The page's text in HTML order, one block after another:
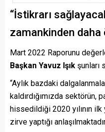
“İstikrarı
zamankinden daha
Mart 2022 Raporunu
Başkan Yavuz Işık şunları
“Aylık bazdaki
kaldırdığımızda
hissedildiği 2020 yılının
zirve yaptığı